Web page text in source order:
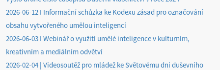
2026-06-12 I Informační schůzka ke Kodexu zásad pro označování
obsahu vytvořeného umělou inteligencí
2026-06-03 I Webinář o využití umělé inteligence v kulturním,
kreativním a mediálním odvětví
2026-02-04 | Videosoutěž pro mládež ke Světovému dni duševního